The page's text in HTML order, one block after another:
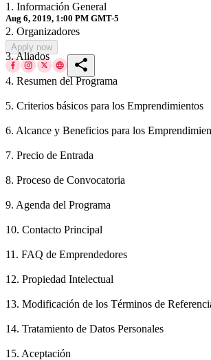
Aug 6, 2019, 1:00 PM GMT-5
Apply now
share
1. Información General
2. Organizadores
3. Aliados
4. Resumen del Programa
5. Criterios básicos para los Emprendimientos
6. Alcance y Beneficios para los
7. Precio de Entrada
8. Proceso de Convocatoria
9. Agenda del Programa
10. Contacto Principal
11. FAQ de Emprendedores
12. Propiedad Intelectual
13. Modificación de los Términos de
14. Tratamiento de Datos Personales
15. Aceptación